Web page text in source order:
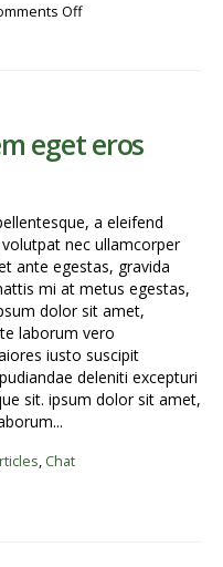
Off
eget eros
a eleifend
nec ullamcorper
ante egestas, gravida
mi at metus egestas,
dolor sit amet,
laborum vero
iusto suscipit
deleniti excepturi
sit. ipsum dolor sit amet,
, Chat